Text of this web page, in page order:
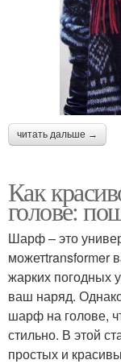
читать дальше →
Как
голове:
Шарф – это
можетtransformer
жарких погодных
ваш наряд.
шарф на голове,
стильно. В этой
простых и